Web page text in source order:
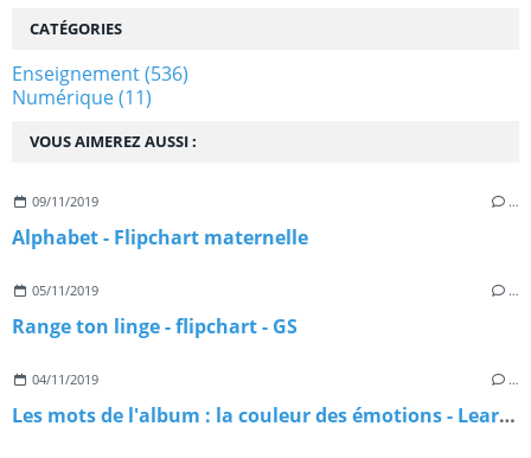
VOUS AIMEREZ AUSSI :
09/11/2019 …
Alphabet - Flipchart maternelle
05/11/2019 …
Range ton linge - flipchart - GS
04/11/2019 …
Les mots de l'album : la couleur des émotions - Learningapps
CATÉGORIES
Enseignement(536)
Numérique(11)